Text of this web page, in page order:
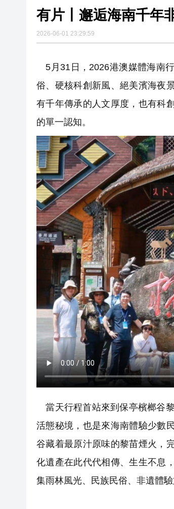
有片丨邂逅海南千年
2026-06-01 23:29:59
5月31日，2026港澳媒體海南
俗、硬核科創新風、絕美濱海夜
有千年傳承的人文厚度，也有科
的單一認知。
當天行程首站來到保亭檳榔谷
活態秘境，也是來海南體驗少數
谷藏着最原汁原味的黎苗煙火，
化遺產在此代代相傳、生生不息
集雨林風光、民族民俗、非遺體